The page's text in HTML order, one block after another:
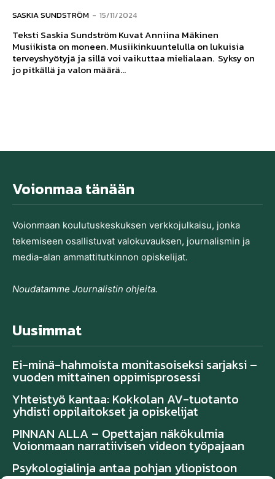
SASKIA SUNDSTRÖM - 15/11/2024
Teksti Saskia Sundström Kuvat Anniina Mäkinen
Musiikista on moneen. Musiikinkuuntelulla on lukuisia
terveyshyötyjä ja sillä voi vaikuttaa mielialaan. Syksy on
jo pitkällä ja valon määrä...
Voionmaa tänään
Voionmaan koulutu­skeskuksen verkkojulkaisu, jonka
tekemiseen osallistuvat valo­kuvauksen, journalismin ja
media-alan ammatti­tutkinnon opiskelijat.
Noudatamme Journalistin ohjeita.
Uusimmat
Ei-minä-hahmoista monitasoiseksi sarjaksi –
vuoden mittainen oppimisprosessi
Yhteistyö kantaa: Kokkolan AV-tuotanto
yhdisti oppilaitokset ja opiskelijat
PINNAN ALLA – Opettajan näkökulmia
Voionmaan narratiivisen videon työpajaan
Psykologialinja antaa pohjan yliopistoon